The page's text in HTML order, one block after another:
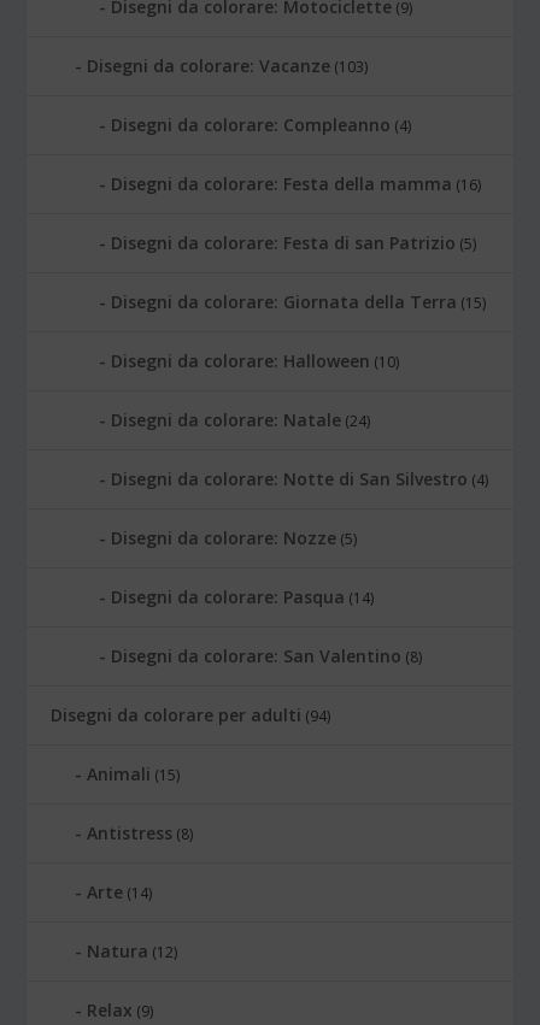
Disegni da colorare: Motociclette (9)
Disegni da colorare: Vacanze (103)
Disegni da colorare: Compleanno (4)
Disegni da colorare: Festa della mamma (16)
Disegni da colorare: Festa di san Patrizio (5)
Disegni da colorare: Giornata della Terra (15)
Disegni da colorare: Halloween (10)
Disegni da colorare: Natale (24)
Disegni da colorare: Notte di San Silvestro (4)
Disegni da colorare: Nozze (5)
Disegni da colorare: Pasqua (14)
Disegni da colorare: San Valentino (8)
Disegni da colorare per adulti (94)
Animali (15)
Antistress (8)
Arte (14)
Natura (12)
Relax (9)